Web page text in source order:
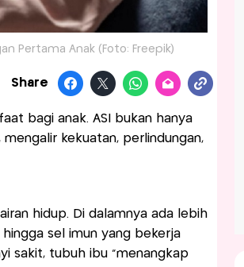
Pertama Anak (Foto: Freepik)
Share
bagi anak. ASI bukan hanya
kekuatan, perlindungan,
hidup. Di dalamnya ada lebih
sel imun yang bekerja
sakit, tubuh ibu “menangkap